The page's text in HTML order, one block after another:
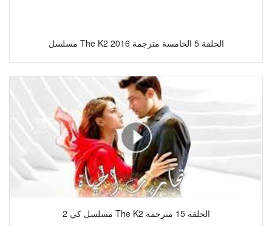
مسلسل The K2 2016 الحلقة 5 الخامسة مترجمة
مسلسل كي 2 The K2 الحلقة 15 مترجمة